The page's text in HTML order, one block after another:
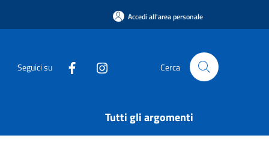
Accedi all'area personale
Seguici su Cerca
Tutti gli argomenti